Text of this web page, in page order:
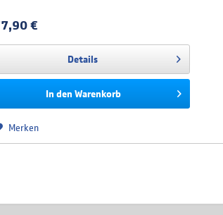
€
Details
In den Warenkorb
Merken